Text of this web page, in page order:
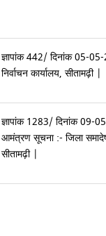
ज्ञापांक 442/ दिनांक 05-
निर्वाचन कार्यालय, सीतामढ़ी |
ज्ञापांक 1283/ दिनांक 09-
आमंत्रण सूचना :- जिला
सीतामढ़ी |